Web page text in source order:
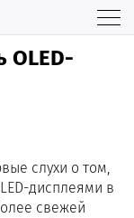
OLED-
слухи о том,
дисплеями в
свежей